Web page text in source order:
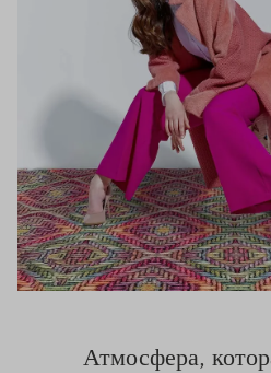
Атмосфера,